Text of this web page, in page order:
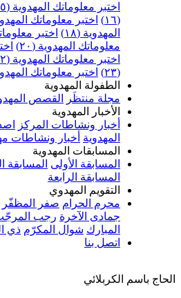
اختبر معلوماتك المهدوية (١٥)
(١٦)
اختبر معلوماتك
المهدوية (١٨)
اختبر
معلوماتك المهدوية (٢٠)
اختبر معلوماتك المهدوية (٢٢)
(٢٣)
اختبر معلوماتك
الطفولة المهدوية
مجلة منتظَر
القصص
الأخبار المهدوية
أخبار ونشاطات المركز
المهدوية أخبار ونشاطات
المسابقات المهدوية
المسابقة الأولى المسابقة
المسابقة الرابعة
التقويم المهدوي
محرم الحرام صفر المظفّر
جمادى الآخرة رجب
المبارك شوال المكرّم ذي
اتصل بنا
الحاج باسم الكربلائي